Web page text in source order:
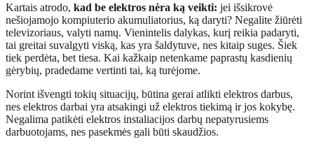
Kartais atrodo, kad be elektros nėra ką veikti: jei išsikrovė
nešiojamojo kompiuterio akumuliatorius, ką daryti? Negalite žiūrėti
televizoriaus, valyti namų. Vienintelis dalykas, kurį reikia padaryti,
tai greitai suvalgyti viską, kas yra šaldytuve, nes kitaip suges. Šiek
tiek perdėta, bet tiesa. Kai kažkaip netenkame paprastų kasdienių
gėrybių, pradedame vertinti tai, ką turėjome.
Norint išvengti tokių situacijų, būtina gerai atlikti elektros darbus,
nes elektros darbai yra atsakingi už elektros tiekimą ir jos kokybę.
Negalima patikėti elektros instaliacijos darbų nepatyrusiems
darbuotojams, nes pasekmės gali būti skaudžios.